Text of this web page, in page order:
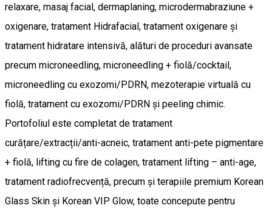
relaxare, masaj facial, dermaplaning, microdermabraziune +
oxigenare, tratament Hidrafacial, tratament oxigenare și
tratament hidratare intensivă, alături de proceduri avansate
precum microneedling, microneedling + fiolă/cocktail,
microneedling cu exozomi/PDRN, mezoterapie virtuală cu
fiolă, tratament cu exozomi/PDRN și peeling chimic.
Portofoliul este completat de tratament
curățare/extracții/anti-acneic, tratament anti-pete pigmentare
+ fiolă, lifting cu fire de colagen, tratament lifting – anti-age,
tratament radiofrecvență, precum și terapiile premium Korean
Glass Skin și Korean VIP Glow, toate concepute pentru